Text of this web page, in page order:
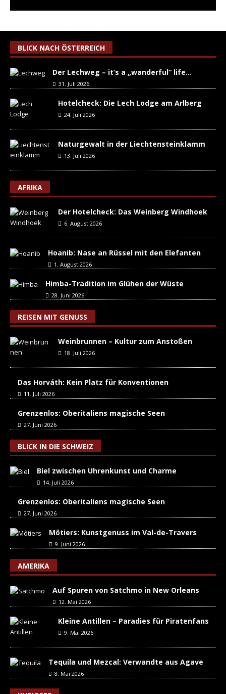
BLICK NACH ÖSTERREICH
Der Lechweg – it’s a „wanderful“ life…
31. Juli 2026
Hotelcheck: Die Lech Lodge am Arlberg
24. Juli 2026
Naturgewalt in der Liechtensteinklamm
13. Juli 2026
AFRIKA
Der Hotelcheck: Das Weinberg Windhoek
6. August 2026
Hoanib: Nase an Rüssel mit den Elefanten
1. August 2026
Himba-Tradition im Glühen der Wüste
28. Juni 2026
REISEN MIT GENUSS
Weinbrunnen – Kultur zum Anstoßen
18. Juli 2026
Das Horváth: Kein Platz für Konventionen
11. Juli 2026
Grenzenlos: Oberitaliens magische Seen
27. Juni 2026
BLICK IN DIE SCHWEIZ
Biel zwischen Uhrenkunst und Charme
14. Juli 2026
Grenzenlos: Oberitaliens magische Seen
27. Juni 2026
Môtiers: Kunstgenuss im Val-de-Travers
9. Juni 2026
AMERIKA
Auf Spuren von Satchmo in New Orleans
12. Mai 2026
Kleine Antillen – Paradies für Piratenfans
9. Mai 2026
Tequila und Mezcal: Verwandte aus Agave
8. Mai 2026